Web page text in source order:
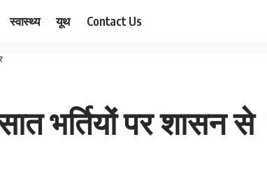
स्वास्थ्य यूथ Contact Us
भर्तियों पर शासन से